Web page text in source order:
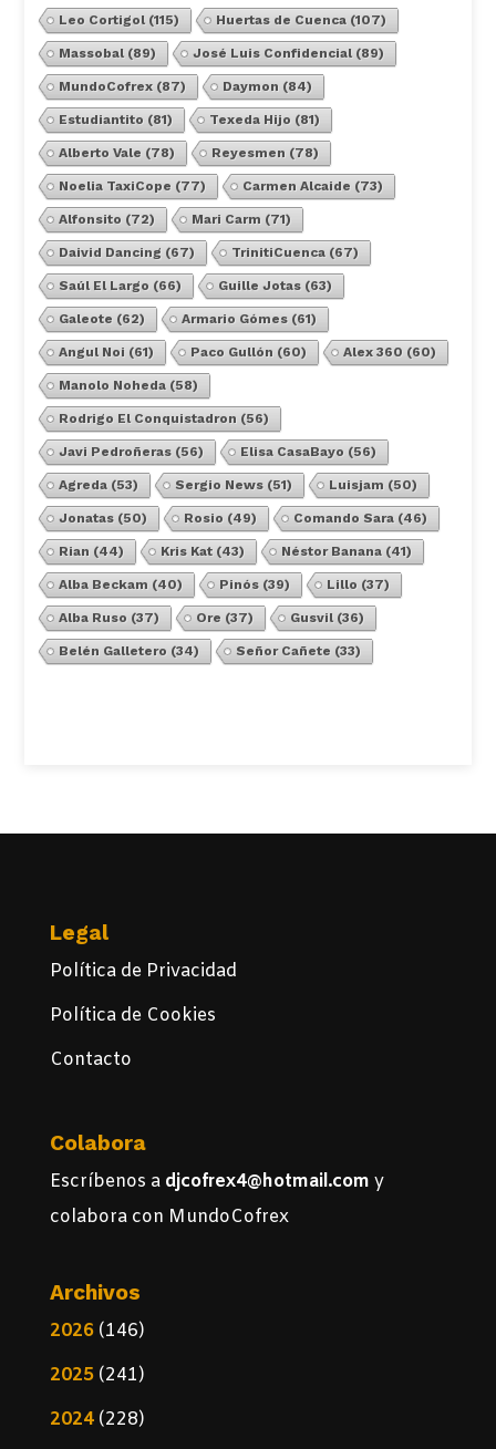
Leo Cortigol(115) Huertas de Cuenca(107)
Massobal(89) José Luis Confidencial(89)
MundoCofrex(87) Daymon (84)
Estudiantito (81) Texeda Hijo (81)
Alberto Vale (78) Reyesmen (78)
Noelia TaxiCope (77) Carmen Alcaide (73)
Alfonsito (72) Mari Carm (71)
Daivid Dancing (67) TrinitiCuenca(67)
Saúl El Largo (66) Guille Jotas(63)
Galeote (62) Armario Gómes(61)
Angul Noi (61) Paco Gullón (60) Alex 360 (60)
Manolo Noheda(58)
Rodrigo El Conquistadron (56)
Javi Pedroñeras(56) Elisa CasaBayo (56)
Agreda(53) Sergio News(51) Luisjam (50)
Jonatas(50) Rosio (49) Comando Sara(46)
Rian (44) Kris Kat(43) Néstor Banana(41)
Alba Beckam (40) Pinós(39) Lillo (37)
Alba Ruso (37) Ore (37) Gusvil(36)
Belén Galletero (34) Señor Cañete (33)
Legal
Política de Privacidad
Política de Cookies
Contacto
Colabora
Escríbenos a djcofrex4@hotmail.com y
colabora con MundoCofrex
Archivos
2026(146)
2025(241)
2024(228)